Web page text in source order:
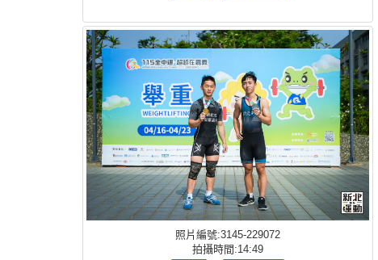
照片編號:3145-229072
拍攝時間:14:49